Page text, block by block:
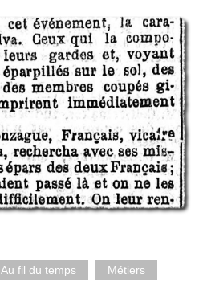
Au fil du temps
Métiers